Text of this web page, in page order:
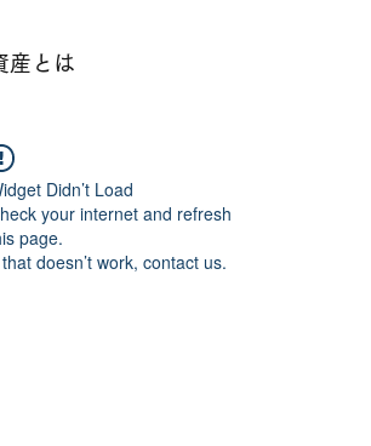
産とは
Didn’t Load
your internet and refresh
page.
doesn’t work, contact us.